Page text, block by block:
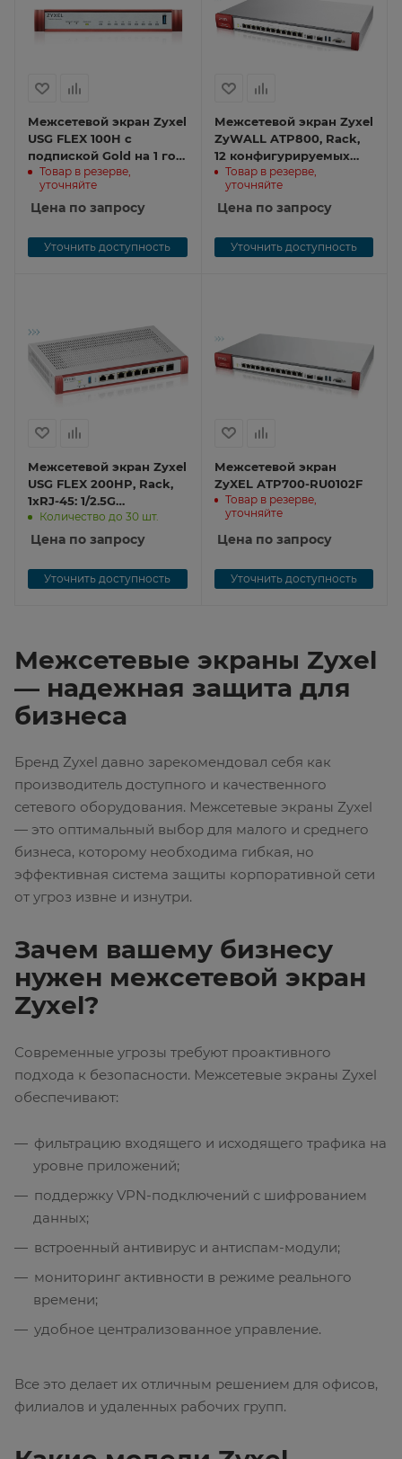
Межсетевой экран Zyxel
USG FLEX 100H с
подпиской Gold на 1 год
(AS, AV, CF, IDP/DPI,
Sandboxing,
SecuReporter), 8xRJ-45:
**
Товар в резерве,
уточняйте
Цена по запросу
Уточнить доступность
Межсетевой экран Zyxel
ZyWALL ATP800, Rack,
12 конфигурируемых
(LAN/WAN) портов GE,
2xSFP, 2xUSB3.0, AP
Controller (8/520), Device
Botnet Filter, с
подпиской Gold на 1 год
Товар в резерве,
уточняйте
Цена по запросу
Уточнить доступность
Межсетевой экран Zyxel
USG FLEX 200HP, Rack,
1xRJ-45: 1/2.5G
(LAN/WAN), 1xRJ-45:
1/2.5G PoE+ (LAN/WAN),
6xRJ-45: 1G (LAN/WAN),
1xUSB3.0 **
Количество до 30 шт.
Цена по запросу
Уточнить доступность
Межсетевой экран
ZyXEL ATP700-RU0102F
Товар в резерве,
уточняйте
Цена по запросу
Уточнить доступность
Межсетевые экраны Zyxel
— надежная защита для
бизнеса
Бренд Zyxel давно зарекомендовал себя как
производитель доступного и качественного
сетевого оборудования. Межсетевые экраны Zyxel
— это оптимальный выбор для малого и среднего
бизнеса, которому необходима гибкая, но
эффективная система защиты корпоративной сети
от угроз извне и изнутри.
Зачем вашему бизнесу
нужен межсетевой экран
Zyxel?
Современные угрозы требуют проактивного
подхода к безопасности. Межсетевые экраны Zyxel
обеспечивают:
фильтрацию входящего и исходящего трафика на
уровне приложений;
поддержку VPN-подключений с шифрованием
данных;
встроенный антивирус и антиспам-модули;
мониторинг активности в режиме реального
времени;
удобное централизованное управление.
Все это делает их отличным решением для офисов,
филиалов и удаленных рабочих групп.